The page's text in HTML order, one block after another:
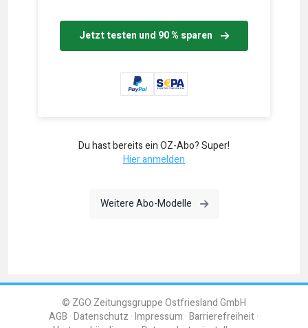
Jetzt testen und 90 % sparen
Du hast bereits ein OZ-Abo? Super!
Hier anmelden
Weitere Abo-Modelle
© ZGO Zeitungsgruppe Ostfriesland GmbH
AGB Datenschutz Impressum Barrierefreiheit